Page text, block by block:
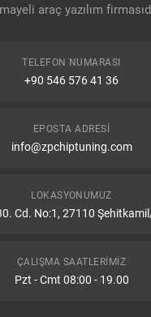
araç yazılım
TELEFON NUMARASI
+90 546 576 41 36
EPOSTA ADRESI
info@zpchiptuning.com
LOKASYONUMUZ
Cd. No:1, 27110
ÇALIŞMA SAATLERIMIZ
Pzt - Cmt 08:00 - 19.00